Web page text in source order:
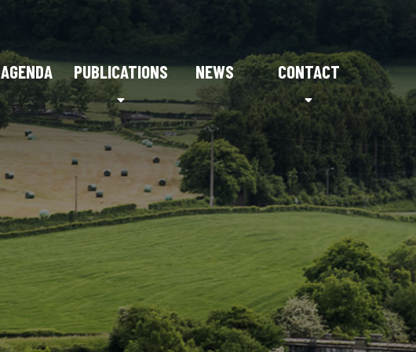
AGENDA PUBLICATIONS NEWS CONTACT